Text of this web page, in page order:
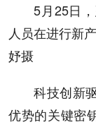
5月25日
人员在进行新
妤摄
科技创新
优势的关键密